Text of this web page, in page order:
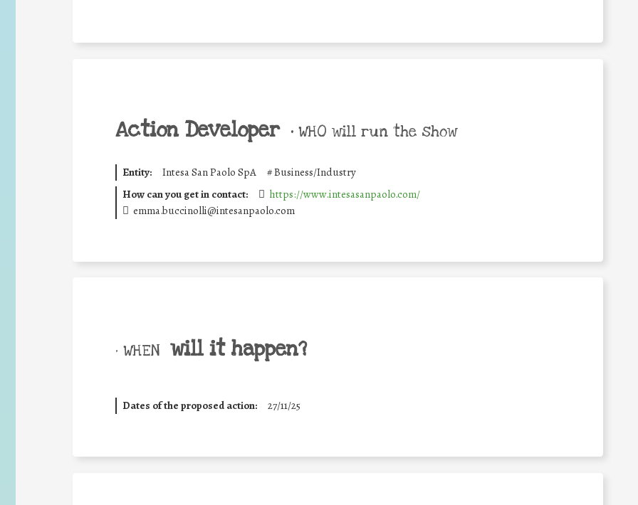
Action Developer • WHO will run the show
Entity: Intesa San Paolo SpA #Business/Industry
How can you get in contact:
https://www.intesasanpaolo.com/
emma.buccinolli@intesanpaolo.com
• WHEN will it happen?
Dates of the proposed action: 27/11/25